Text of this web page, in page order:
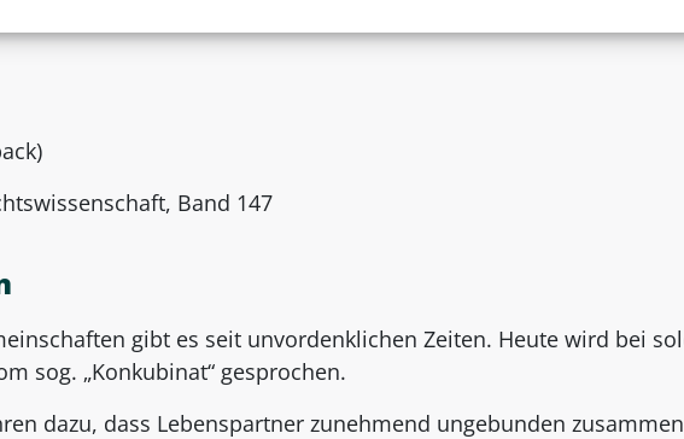
Band 147
gibt es seit unvordenklichen Zeiten. Heute wird bei
sog. „Konkubinat“ gesprochen.
dazu, dass Lebenspartner zunehmend ungebunden zusammen